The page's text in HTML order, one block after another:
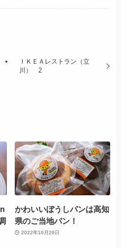
ＩＫＥＡレストラン（立
川） 2
かわいいぼうしパンは高知
県のご当地パン！
2022年10月26日